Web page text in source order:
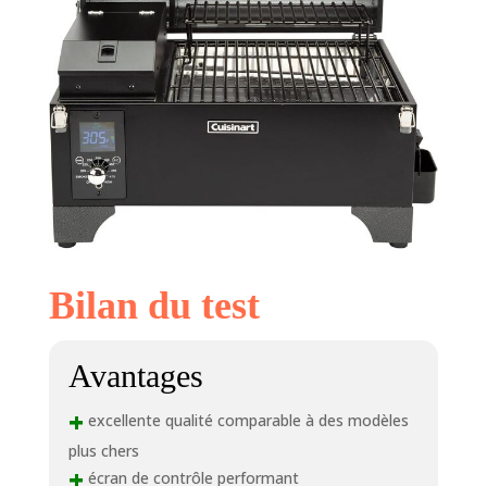
Bilan du test
Avantages
+ excellente qualité comparable à des modèles
plus chers
écran de contrôle performant